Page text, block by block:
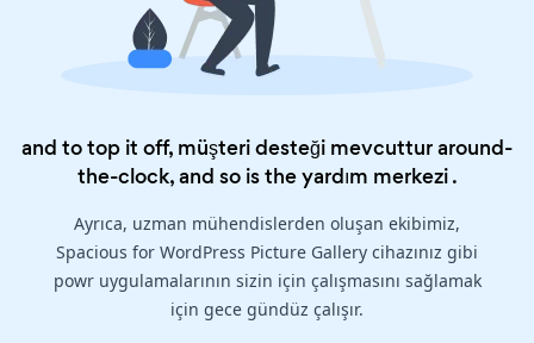
and to top it off, müşteri desteği mevcuttur around-
the-clock, and so is theyardım merkezi.
Ayrıca, uzman mühendislerden oluşan ekibimiz,
Spacious for WordPress Picture Gallery cihazınız gibi
powr uygulamalarının sizin için çalışmasını sağlamak
için gece gündüz çalışır.